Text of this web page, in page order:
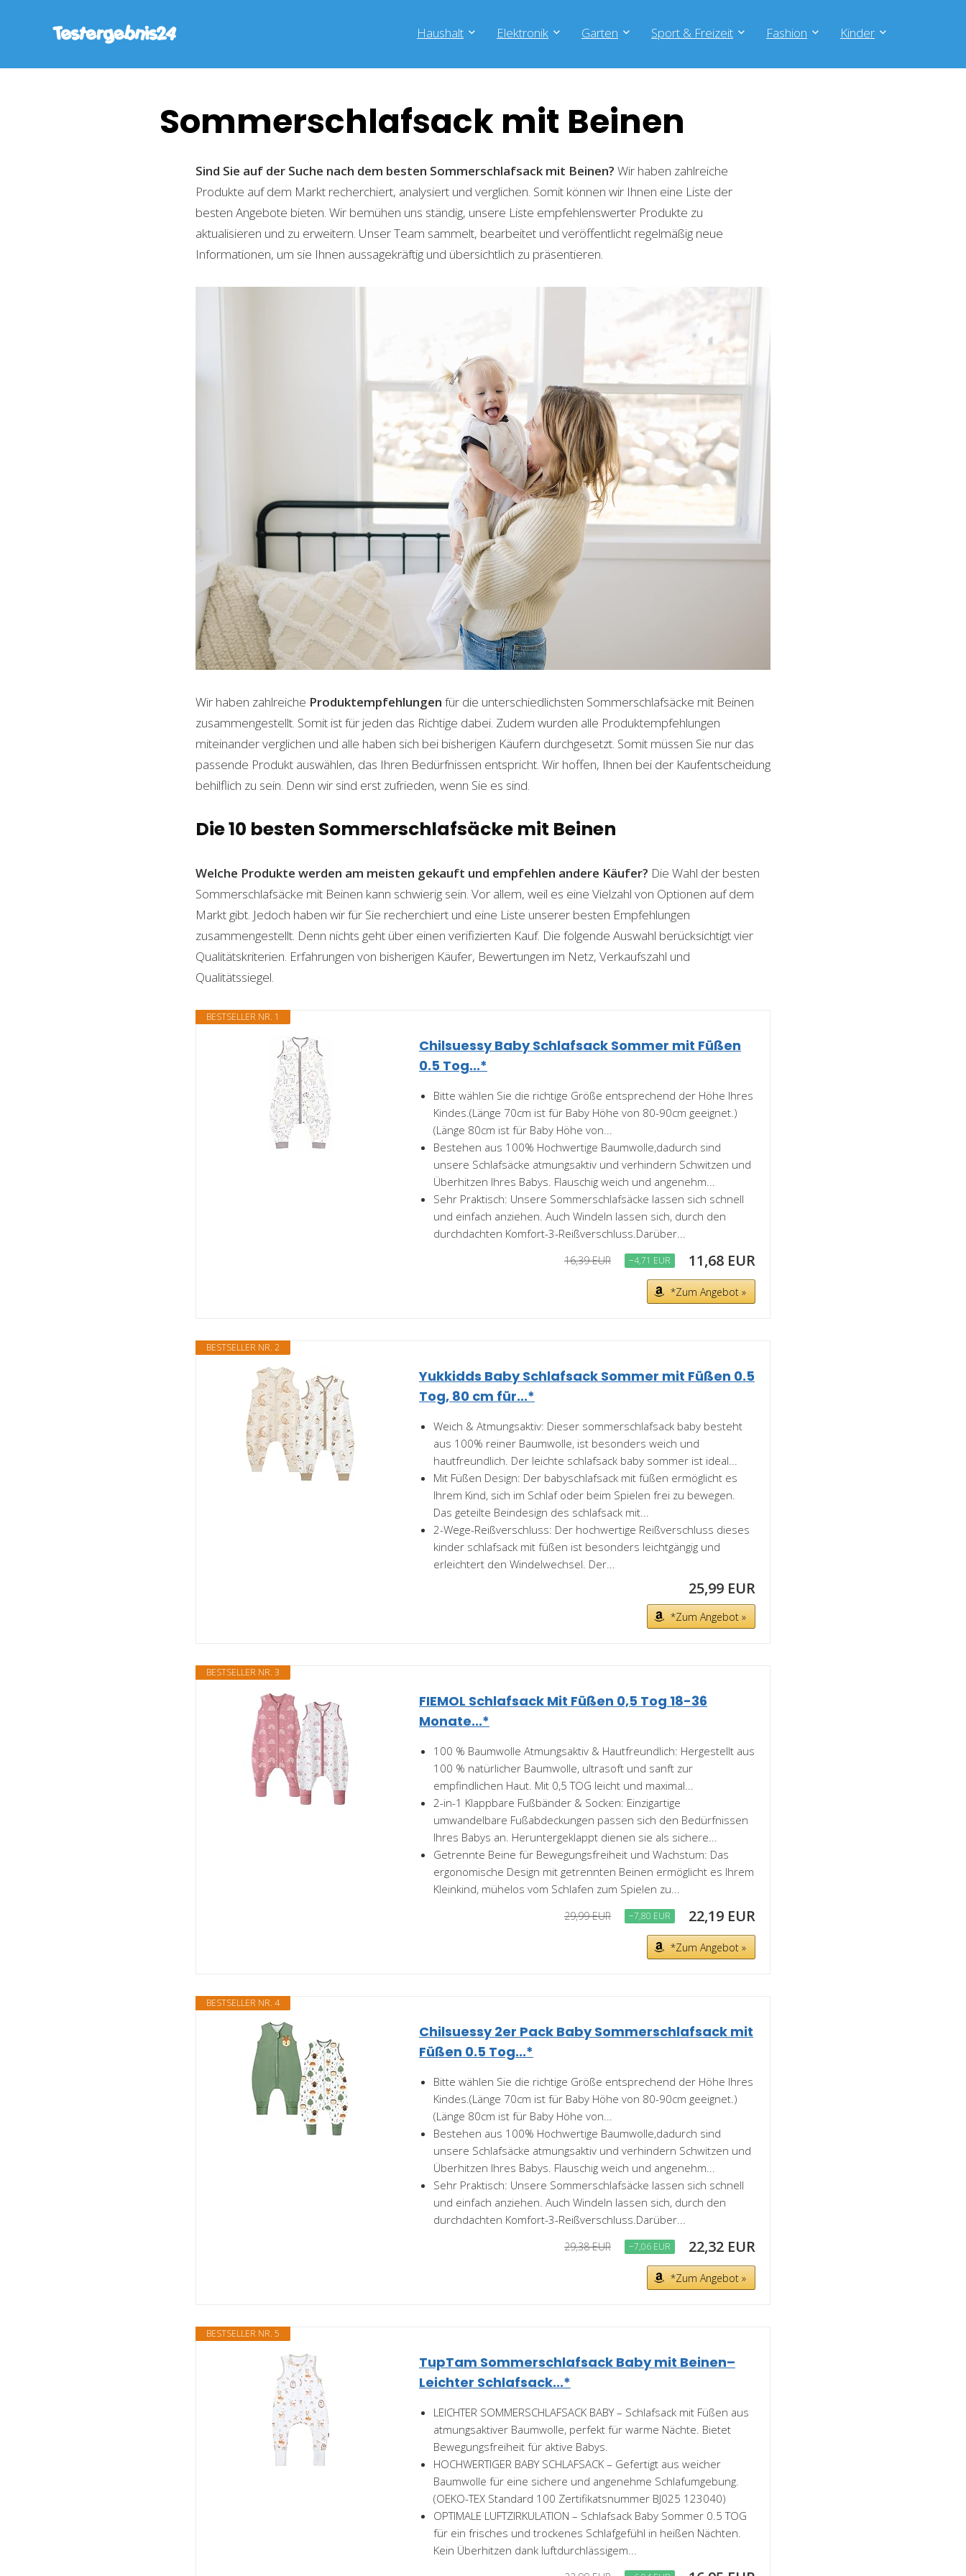
Haushalt Elektronik Garten Sport & Freizeit Fashion Kinder
Sommerschlafsack mit Beinen
Sind Sie auf der Suche nach dem besten Sommerschlafsack mit Beinen? Wir haben zahlreiche
Produkte auf dem Markt recherchiert, analysiert und verglichen. Somit können wir Ihnen eine Liste der
besten Angebote bieten. Wir bemühen uns ständig, unsere Liste empfehlenswerter Produkte zu
aktualisieren und zu erweitern. Unser Team sammelt, bearbeitet und veröffentlicht regelmäßig neue
Informationen, um sie Ihnen aussagekräftig und übersichtlich zu präsentieren.
Wir haben zahlreiche Produktempfehlungen für die unterschiedlichsten Sommerschlafsäcke mit Beinen
zusammengestellt. Somit ist für jeden das Richtige dabei. Zudem wurden alle Produktempfehlungen
miteinander verglichen und alle haben sich bei bisherigen Käufern durchgesetzt. Somit müssen Sie nur das
passende Produkt auswählen, das Ihren Bedürfnissen entspricht. Wir hoffen, Ihnen bei der Kaufentscheidung
behilflich zu sein. Denn wir sind erst zufrieden, wenn Sie es sind.
Die 10 besten Sommerschlafsäcke mit Beinen
Welche Produkte werden am meisten gekauft und empfehlen andere Käufer? Die Wahl der besten
Sommerschlafsäcke mit Beinen kann schwierig sein. Vor allem, weil es eine Vielzahl von Optionen auf dem
Markt gibt. Jedoch haben wir für Sie recherchiert und eine Liste unserer besten Empfehlungen
zusammengestellt. Denn nichts geht über einen verifizierten Kauf. Die folgende Auswahl berücksichtigt vier
Qualitätskriterien. Erfahrungen von bisherigen Käufer, Bewertungen im Netz, Verkaufszahl und
Qualitätssiegel.
BESTSELLER NR. 1
Chilsuessy Baby Schlafsack Sommer mit Füßen
0.5 Tog...*
Bitte wählen Sie die richtige Größe entsprechend der Höhe Ihres
Kindes.(Länge 70cm ist für Baby Höhe von 80-90cm geeignet.)
(Länge 80cm ist für Baby Höhe von...
Bestehen aus 100% Hochwertige Baumwolle,dadurch sind
unsere Schlafsäcke atmungsaktiv und verhindern Schwitzen und
Überhitzen Ihres Babys. Flauschig weich und angenehm...
Sehr Praktisch: Unsere Sommerschlafsäcke lassen sich schnell
und einfach anziehen. Auch Windeln lassen sich, durch den
durchdachten Komfort-3-Reißverschluss.Darüber...
16,39 EUR −4,71 EUR 11,68 EUR
*Zum Angebot »
BESTSELLER NR. 2
Yukkidds Baby Schlafsack Sommer mit Füßen 0.5
Tog, 80 cm für...*
Weich & Atmungsaktiv: Dieser sommerschlafsack baby besteht
aus 100% reiner Baumwolle, ist besonders weich und
hautfreundlich. Der leichte schlafsack baby sommer ist ideal...
Mit Füßen Design: Der babyschlafsack mit füßen ermöglicht es
Ihrem Kind, sich im Schlaf oder beim Spielen frei zu bewegen.
Das geteilte Beindesign des schlafsack mit...
2-Wege-Reißverschluss: Der hochwertige Reißverschluss dieses
kinder schlafsack mit füßen ist besonders leichtgängig und
erleichtert den Windelwechsel. Der...
25,99 EUR
*Zum Angebot »
BESTSELLER NR. 3
FIEMOL Schlafsack Mit Füßen 0,5 Tog 18-36
Monate...*
100 % Baumwolle Atmungsaktiv & Hautfreundlich: Hergestellt aus
100 % natürlicher Baumwolle, ultrasoft und sanft zur
empfindlichen Haut. Mit 0,5 TOG leicht und maximal...
2-in-1 Klappbare Fußbänder & Socken: Einzigartige
umwandelbare Fußabdeckungen passen sich den Bedürfnissen
Ihres Babys an. Heruntergeklappt dienen sie als sichere...
Getrennte Beine für Bewegungsfreiheit und Wachstum: Das
ergonomische Design mit getrennten Beinen ermöglicht es Ihrem
Kleinkind, mühelos vom Schlafen zum Spielen zu...
29,99 EUR −7,80 EUR 22,19 EUR
*Zum Angebot »
BESTSELLER NR. 4
Chilsuessy 2er Pack Baby Sommerschlafsack mit
Füßen 0.5 Tog...*
Bitte wählen Sie die richtige Größe entsprechend der Höhe Ihres
Kindes.(Länge 70cm ist für Baby Höhe von 80-90cm geeignet.)
(Länge 80cm ist für Baby Höhe von...
Bestehen aus 100% Hochwertige Baumwolle,dadurch sind
unsere Schlafsäcke atmungsaktiv und verhindern Schwitzen und
Überhitzen Ihres Babys. Flauschig weich und angenehm...
Sehr Praktisch: Unsere Sommerschlafsäcke lassen sich schnell
und einfach anziehen. Auch Windeln lassen sich, durch den
durchdachten Komfort-3-Reißverschluss.Darüber...
29,38 EUR −7,06 EUR 22,32 EUR
*Zum Angebot »
BESTSELLER NR. 5
TupTam Sommerschlafsack Baby mit Beinen–
Leichter Schlafsack...*
LEICHTER SOMMERSCHLAFSACK BABY – Schlafsack mit Füßen aus
atmungsaktiver Baumwolle, perfekt für warme Nächte. Bietet
Bewegungsfreiheit für aktive Babys.
HOCHWERTIGER BABY SCHLAFSACK – Gefertigt aus weicher
Baumwolle für eine sichere und angenehme Schlafumgebung.
(OEKO-TEX Standard 100 Zertifikatsnummer BJ025 123040)
OPTIMALE LUFTZIRKULATION – Schlafsack Baby Sommer 0.5 TOG
für ein frisches und trockenes Schlafgefühl in heißen Nächten.
Kein Überhitzen dank luftdurchlässigem...